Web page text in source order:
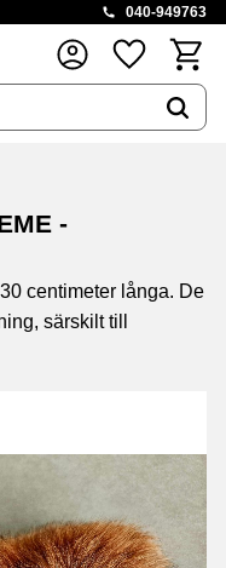
040-949763
Favoriter
-
centimeter långa. De
särskilt till